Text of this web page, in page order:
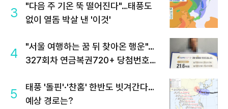
3
"다음 주 기온 뚝 떨어진다"…태풍도
없이 열돔 박살 낸 '이것'
4
"서울 여행하는 꿈 뒤 찾아온 행운"…
327회차 연금복권720+ 당첨번호조
5
태풍 '돌핀'·'찬홈' 한반도 빗겨간다…
예상 경로는?